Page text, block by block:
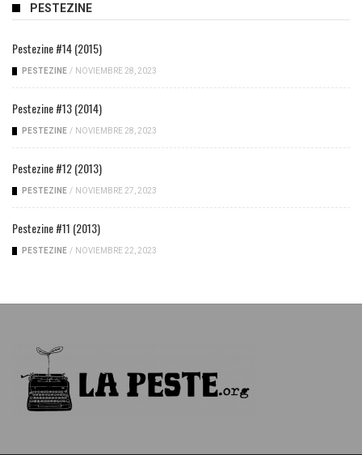
PESTEZINE
Pestezine #14 (2015)
PESTEZINE / NOVIEMBRE 28, 2023
Pestezine #13 (2014)
PESTEZINE / NOVIEMBRE 28, 2023
Pestezine #12 (2013)
PESTEZINE / NOVIEMBRE 27, 2023
Pestezine #11 (2013)
PESTEZINE / NOVIEMBRE 22, 2023